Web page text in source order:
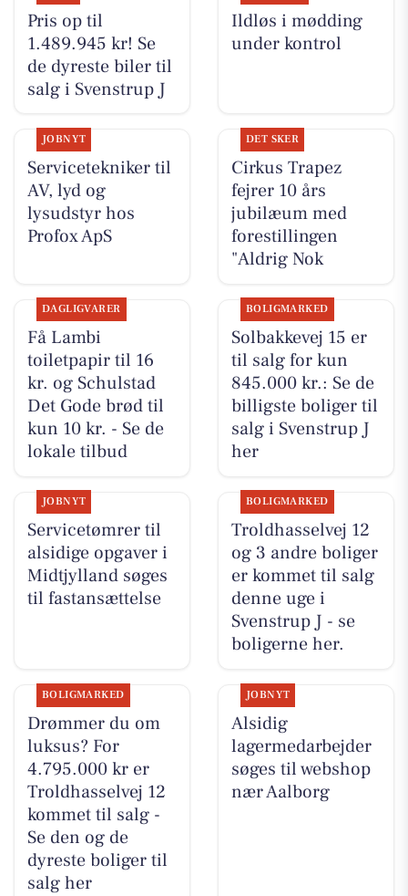
Pris op til
1.489.945 kr! Se
de dyreste biler til
salg i Svenstrup J
Ildløs i mødding
under kontrol
JOBNYT
Servicetekniker til
AV, lyd og
lysudstyr hos
Profox ApS
DET SKER
Cirkus Trapez
fejrer 10 års
jubilæum med
forestillingen
"Aldrig Nok
DAGLIGVARER
Få Lambi
toiletpapir til 16
kr. og Schulstad
Det Gode brød til
kun 10 kr. - Se de
lokale tilbud
BOLIGMARKED
Solbakkevej 15 er
til salg for kun
845.000 kr.: Se de
billigste boliger til
salg i Svenstrup J
her
JOBNYT
Servicetømrer til
alsidige opgaver i
Midtjylland søges
til fastansættelse
BOLIGMARKED
Troldhasselvej 12
og 3 andre boliger
er kommet til salg
denne uge i
Svenstrup J - se
boligerne her.
BOLIGMARKED
Drømmer du om
luksus? For
4.795.000 kr er
Troldhasselvej 12
kommet til salg -
Se den og de
dyreste boliger til
salg her
JOBNYT
Alsidig
lagermedarbejder
søges til webshop
nær Aalborg